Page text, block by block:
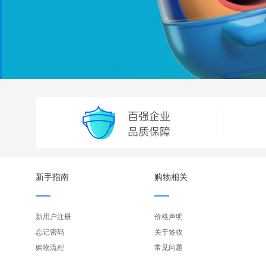
新手指南
新用户注册
忘记密码
购物流程
购物相关
价格声明
关于签收
常见问题